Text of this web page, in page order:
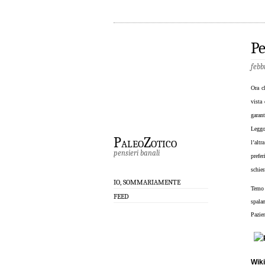
PaleoZotico
pensieri banali
IO, SOMMARIAMENTE
FEED
Ora
vista